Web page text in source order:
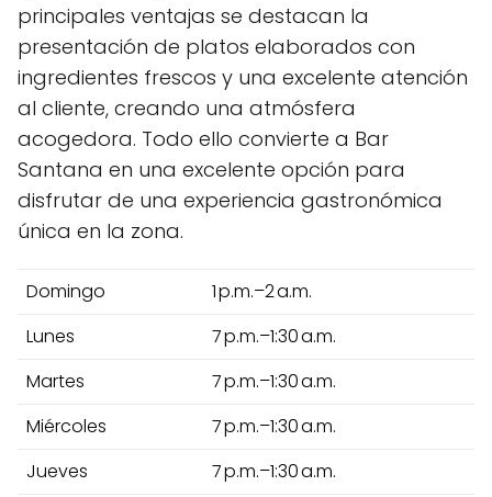
principales ventajas se destacan la
presentación de platos elaborados con
ingredientes frescos y una excelente atención
al cliente, creando una atmósfera
acogedora. Todo ello convierte a Bar
Santana en una excelente opción para
disfrutar de una experiencia gastronómica
única en la zona.
Domingo
1 p.m.–2 a.m.
Lunes
7 p.m.–1:30 a.m.
Martes
7 p.m.–1:30 a.m.
Miércoles
7 p.m.–1:30 a.m.
Jueves
7 p.m.–1:30 a.m.